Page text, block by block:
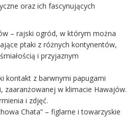
oraz ich fascynujących
– rajski ogród, w którym można
ptaki z różnych kontynentów,
i przyjaznym
kontakt z barwnymi papugami
zaaranżowanej w klimacie Hawajów.
i zdjęć.
Chata” – figlarne i towarzyskie